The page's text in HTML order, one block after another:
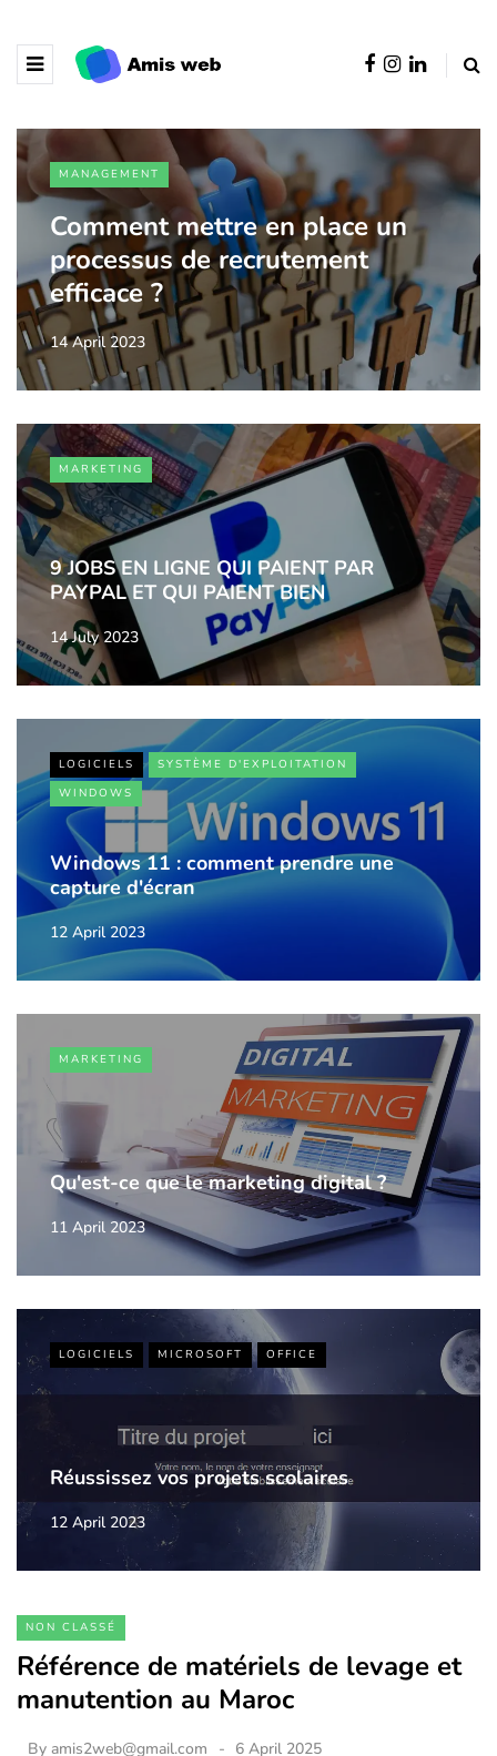
MANAGEMENT
Comment mettre en place un
processus de recrutement
efficace ?
14 April 2023
MARKETING
9 JOBS EN LIGNE QUI PAIENT PAR
PAYPAL ET QUI PAIENT BIEN
14 July 2023
LOGICIELS
SYSTÈME D'EXPLOITATION
WINDOWS
Windows 11 : comment prendre une
capture d'écran
12 April 2023
MARKETING
Qu'est-ce que le marketing digital ?
11 April 2023
LOGICIELS MICROSOFT OFFICE
Réussissez vos projets scolaires
12 April 2023
NON CLASSÉ
Référence de matériels de levage et
manutention au Maroc
By amis2web@gmail.com 6 April 2025